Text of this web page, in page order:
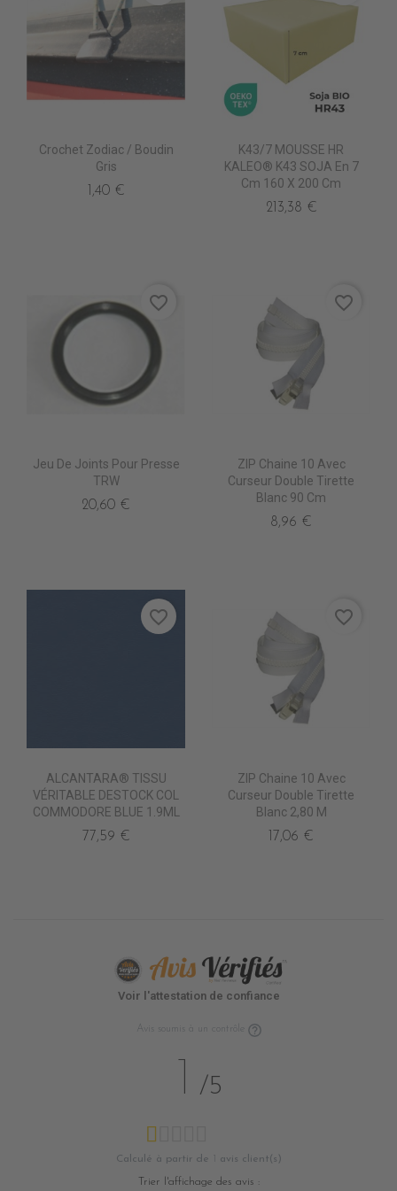
Crochet Zodiac / Boudin
Gris
1,40 €
K43/7 MOUSSE HR
KALEO® K43 SOJA En 7
Cm 160 X 200 Cm
213,38 €
Jeu De Joints Pour Presse
TRW
20,60 €
favorite_border
ZIP Chaine 10 Avec
Curseur Double Tirette
Blanc 90 Cm
8,96 €
favorite_border
ALCANTARA® TISSU
VÉRITABLE DESTOCK COL
COMMODORE BLUE 1.9ML
77,59 €
favorite_border
ZIP Chaine 10 Avec
Curseur Double Tirette
Blanc 2,80 M
17,06 €
favorite_border
Voir l'attestation de confiance
Avis soumis à un contrôle
1 /5
Calculé à partir de avis client(s)
Trier l'affichage des avis :